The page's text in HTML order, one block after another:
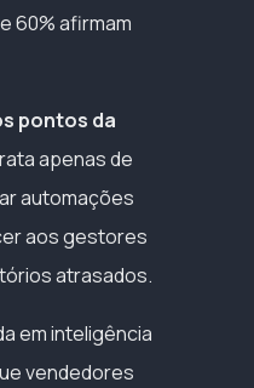
60% afirmam
pontos da
apenas de
automações
aos gestores
atrasados.
em inteligência
vendedores